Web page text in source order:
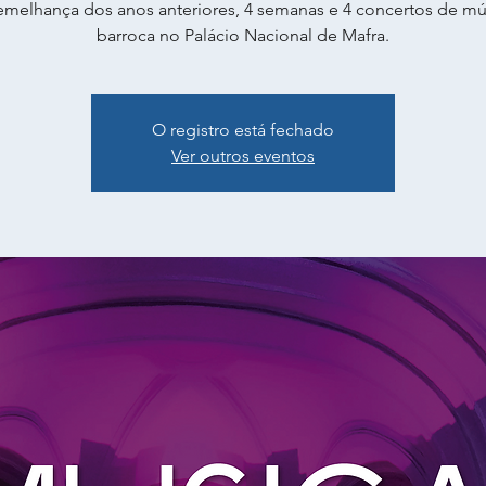
dos anos anteriores, 4 semanas e 4 concertos de
barroca no Palácio Nacional de Mafra.
O registro está fechado
Ver outros eventos